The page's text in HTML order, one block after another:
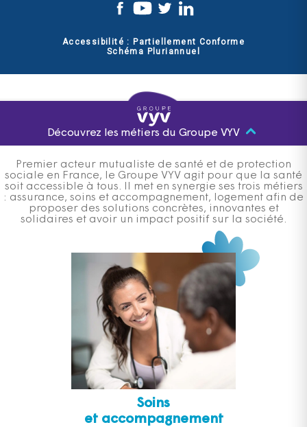
Accessibilité : Partiellement Conforme
Schéma Pluriannuel
Découvrez les métiers du Groupe VYV
Premier acteur mutualiste de santé et de protection
sociale en France, le Groupe VYV agit pour que la santé
soit accessible à tous. Il met en synergie ses trois métiers
: assurance, soins et accompagnement, logement afin de
proposer des solutions concrètes, innovantes et
solidaires et avoir un impact positif sur la société.
Soins
et accompagnement